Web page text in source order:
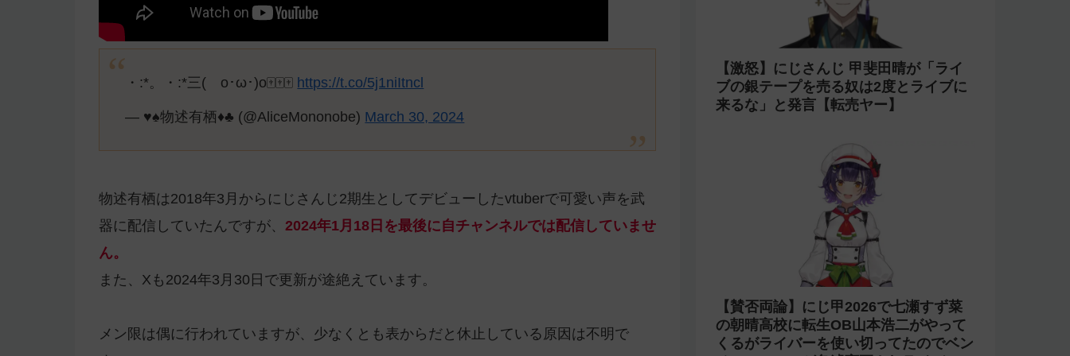
・:*。・:*三( o･ω･)o🀄🀄🀄 https://t.co/5j1niItncl
— ♥️♠️物述有栖♦️♣️ (@AliceMononobe) March 30, 2024
物述有栖は2018年3月からにじさんじ2期生としてデビューしたvtuberで可愛い声を武
器に配信していたんですが、 2024年1月18日を最後に自チャンネルでは配信していませ
ん。
また、Xも2024年3月30日で更新が途絶えています。
メン限は偶に行われていますが、少なくとも表からだと休止している原因は不明で
【激怒】にじさんじ 甲斐田晴が「ライ
ブの銀テープを売る奴は2度とライブに
来るな」と発言【転売ヤー】
【賛否両論】にじ甲2026で七瀬すず菜
の朝晴高校に転生OB山本浩二がやって
くるがライバーを使い切ってたのでベン